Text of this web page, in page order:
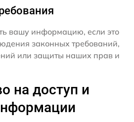
вашу информацию, если это
законных требований,
или защиты наших прав и
на доступ и